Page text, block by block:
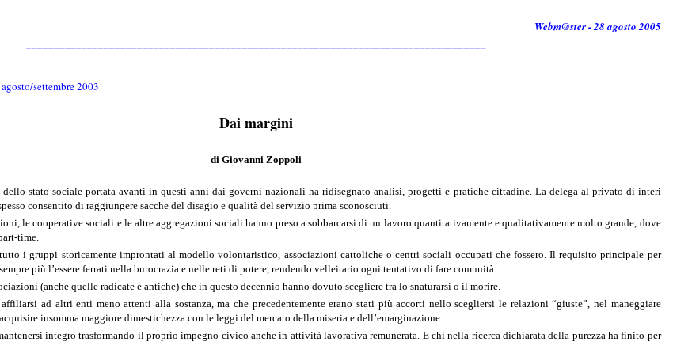
Webm@ster - 28 agosto 2005
settembre 2003
Dai margini
di Giovanni Zoppoli
dello stato sociale portata avanti in questi anni dai governi nazionali ha ridisegnato analisi, progetti e pratiche cittadine. La delega al privato di interi
consentito di raggiungere sacche del disagio e qualità del servizio prima sconosciuti.
le cooperative sociali e le altre aggregazioni sociali hanno preso a sobbarcarsi di un lavoro quantitativamente e qualitativamente molto grande, dove
time.
i gruppi storicamente improntati al modello volontaristico, associazioni cattoliche o centri sociali occupati che fossero. Il requisito principale per
più l’essere ferrati nella burocrazia e nelle reti di potere, rendendo velleitario ogni tentativo di fare comunità.
(anche quelle radicate e antiche) che in questo decennio hanno dovuto scegliere tra lo snaturarsi o il morire.
affiliarsi ad altri enti meno attenti alla sostanza, ma che precedentemente erano stati più accorti nello scegliersi le relazioni “giuste”, nel maneggiare
insomma maggiore dimestichezza con le leggi del mercato della miseria e dell’emarginazione.
integro trasformando il proprio impegno civico anche in attività lavorativa remunerata. E chi nella ricerca dichiarata della purezza ha finito per